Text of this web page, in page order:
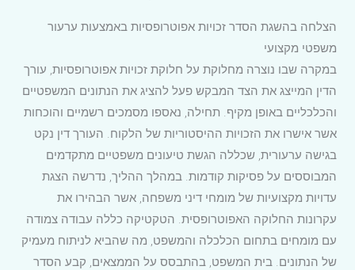
הצלחה בהשגת הסדר זכויות אפוטרופסיות באמצעות ערעור
משפטי מקצועי
במקרה שבו נוצרה מחלוקת על חלוקת זכויות אפוטרופסיות, עורך
הדין המייצג את הצד המבקש פעל להציג את הנתונים המשפטיים
והכלכליים באופן מקיף. תחילה, נאספו מסמכים רשמיים והוכחות
אשר אישרו את הזכויות ההיסטוריות של הלקוח. העורך דין נקט
בגישה ערעורית, שכללה הגשת טיעונים משפטיים מתקדמים
המבוססים על פסיקות קודמות. במהלך ההליך, נדרשה הצגת
עדויות מקצועיות של מומחי דיני משפחה, אשר הבהירו את
עקרונות החלוקה האפוטרופסית. הטקטיקה כללה עבודה צמודה
עם מומחים בתחום הכלכלה והמשפט, מה שהביא לניתוח מעמיק
של הנתונים. בית המשפט, בהתבסס על הממצאים, קבע הסדר